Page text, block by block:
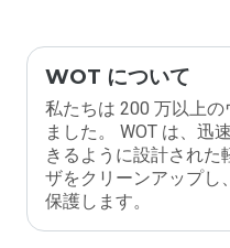
WOT について
私たちは 200 万以上
ました。 WOT は、迅
きるように設計された
ザをクリーンアップし
保護します。